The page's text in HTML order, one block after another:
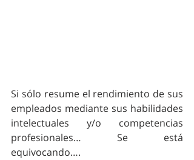
Si sólo resume el rendimiento de sus
empleados mediante sus habilidades
intelectuales y/o competencias
profesionales… Se está
equivocando….